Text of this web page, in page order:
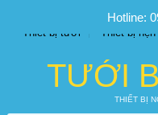
SP PHUN SƯƠNG
Thiết bị tưới
Thiết bị
TƯỚI
THIẾT BỊ
Hotline: